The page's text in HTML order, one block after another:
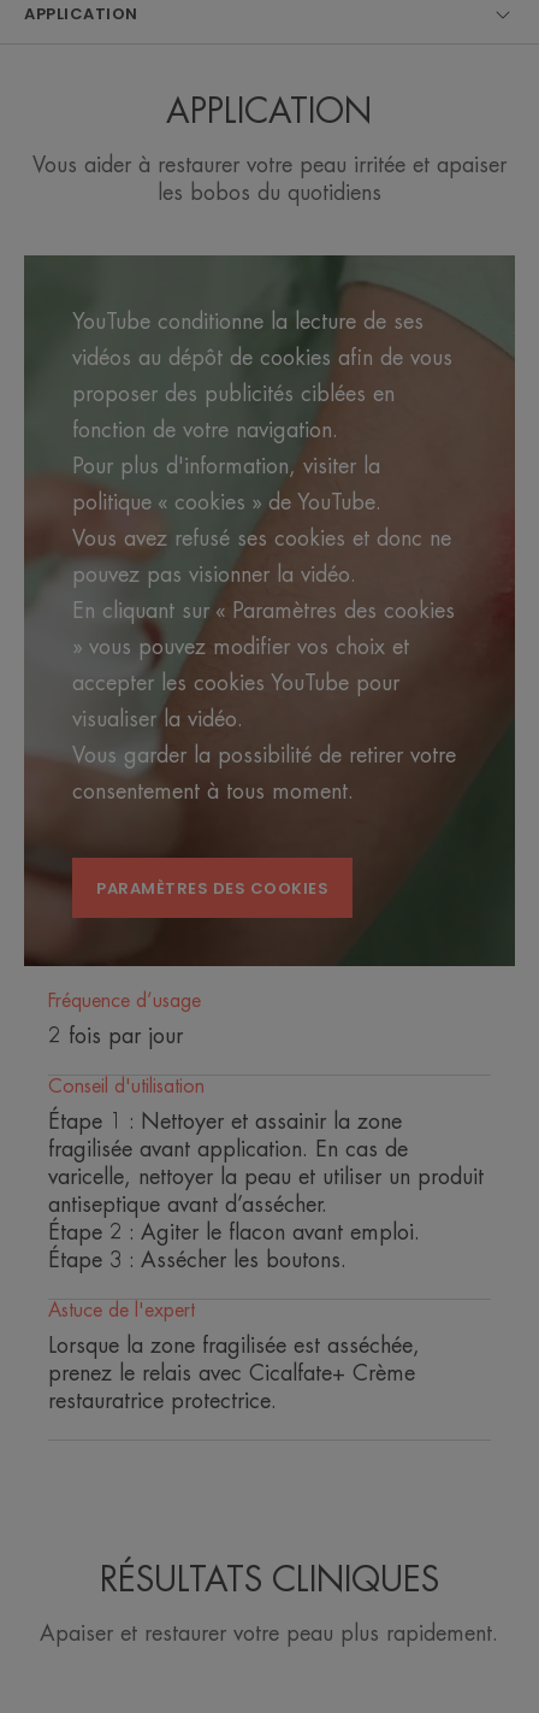
Une formule complète pour
assécher, restaurer et apaiser les
toute la famille en un spray.
Avantages
Ce spray issu de l'innovation Eau Thermale Avène
permet d'atteindre toutes les zones cutanées
fragilisées sujettes à macération. Sa formule
complète, unique, au [C⁺-Restore]™, premier actif
d'Avène, assèche, restaure et apaise en un geste.
Bénéfices
• ASSÉCHANT: Les poudres absorbantes
assèchent les zones sujettes à macération sur le
visage, le corps, le siège.
• RESTAURATEUR : [C⁺-Restore]™, premier actif
limitent les contaminant cutanés.
ENVIRONNEMENT
environnementales
Emballage comportant au moins 67% de matières
recyclées*
Emballage non recyclable
* Favorise la réparation de l'épiderme.
*Ne se substitue pas à un antiseptique.
**Favorise la réparation épidermique.
APPLICATION
APPLICATION
Vous aider à restaurer votre peau irritée et apaiser
les bobos du quotidiens
YouTube conditionne la lecture de ses
vidéos au dépôt de cookies afin de vous
proposer des publicités ciblées en
fonction de votre navigation.
Pour plus d'information, visiter la
politique « cookies » de YouTube.
Vous avez refusé ses cookies et donc ne
pouvez pas visionner la vidéo.
En cliquant sur « Paramètres des cookies
» vous pouvez modifier vos choix et
accepter les cookies YouTube pour
visualiser la vidéo.
Vous garder la possibilité de retirer votre
consentement à tous moment.
PARAMÈTRES DES COOKIES
Fréquence d’usage
2 fois par jour
Conseil d'utilisation
Étape 1 : Nettoyer et assainir la zone
fragilisée avant application. En cas de
varicelle, nettoyer la peau et utiliser un produit
antiseptique avant d’assécher.
Étape 2 : Agiter le flacon avant emploi.
Étape 3 : Assécher les boutons.
Astuce de l'expert
Lorsque la zone fragilisée est asséchée,
prenez le relais avec Cicalfate+ Crème
restauratrice protectrice.
RÉSULTATS CLINIQUES
Apaiser et restaurer votre peau plus rapidement.